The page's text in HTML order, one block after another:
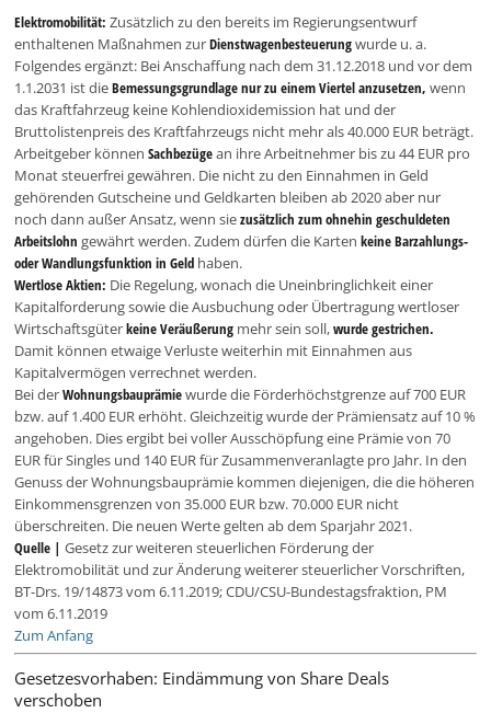
Elektromobilität:Zusätzlich zu den bereits im Regierungsentwurf
enthaltenen Maßnahmen zurDienstwagenbesteuerungwurde u. a.
Folgendes ergänzt: Bei Anschaffung nach dem 31.12.2018 und vor dem
1.1.2031 ist dieBemessungsgrundlage nur zu einem Viertel anzusetzen,wenn
das Kraftfahrzeug keine Kohlendioxidemission hat und der
Bruttolistenpreis des Kraftfahrzeugs nicht mehr als 40.000 EUR beträgt.
Arbeitgeber könnenSachbezügean ihre Arbeitnehmer bis zu 44 EUR pro
Monat steuerfrei gewähren. Die nicht zu den Einnahmen in Geld
gehörenden Gutscheine und Geldkarten bleiben ab 2020 aber nur
noch dann außer Ansatz, wenn siezusätzlich zum ohnehin geschuldeten
Arbeitslohn gewährt werden. Zudem dürfen die Kartenkeine Barzahlungs-
oder Wandlungsfunktion in Geld haben.
Wertlose Aktien: Die Regelung, wonach die Uneinbringlichkeit einer
Kapitalforderung sowie die Ausbuchung oder Übertragung wertloser
Wirtschaftsgüterkeine Veräußerung mehr sein soll,wurde gestrichen.
Damit können etwaige Verluste weiterhin mit Einnahmen aus
Kapitalvermögen verrechnet werden.
Bei derWohnungsbauprämiewurde die Förderhöchstgrenze auf 700 EUR
bzw. auf 1.400 EUR erhöht. Gleichzeitig wurde der Prämiensatz auf 10 %
angehoben. Dies ergibt bei voller Ausschöpfung eine Prämie von 70
EUR für Singles und 140 EUR für Zusammenveranlagte pro Jahr. In den
Genuss der Wohnungsbauprämie kommen diejenigen, die die höheren
Einkommensgrenzen von 35.000 EUR bzw. 70.000 EUR nicht
überschreiten. Die neuen Werte gelten ab dem Sparjahr 2021.
Quelle | Gesetz zur weiteren steuerlichen Förderung der
Elektromobilität und zur Änderung weiterer steuerlicher Vorschriften,
BT-Drs. 19/14873 vom 6.11.2019; CDU/CSU-Bundestagsfraktion, PM
vom 6.11.2019
Zum Anfang
Gesetzesvorhaben: Eindämmung von Share Deals
verschoben